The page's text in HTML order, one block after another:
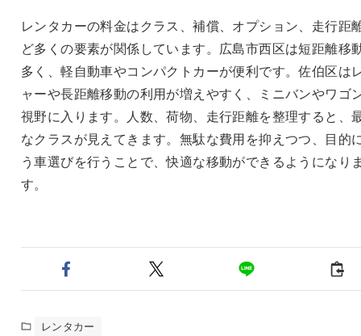
レンタカーの料金はクラス、補償、オプション、走行距
ど多くの要素が関係しています。広島市西区は短距離移
多く、軽自動車やコンパクトカーが便利です。佐伯区は
ャーや長距離移動の利用が増えやすく、ミニバンやワゴ
視野に入ります。人数、荷物、走行距離を整理すると、
なクラスが見えてきます。無駄な費用を抑えつつ、目的
う車選びを行うことで、快適な移動ができるようになり
す。
レンタカー